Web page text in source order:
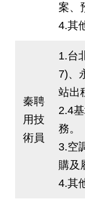
案、
4.其
秦聘
用技
術員
1.台
7)、
站出
2.4
務。
3.空
購及
4.其